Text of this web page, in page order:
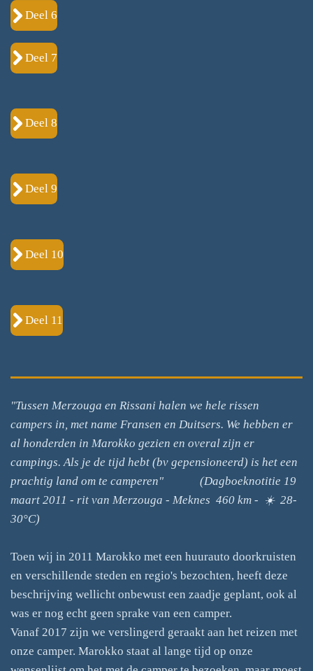
Deel 6
Deel 7
Deel 8
Deel 9
Deel 10
Deel 11
"Tussen Merzouga en Rissani halen we hele rissen
campers in, met name Fransen en Duitsers. We hebben er
al honderden in Marokko gezien en overal zijn er
campings. Als je de tijd hebt (bv gepensioneerd) is het een
prachtig land om te camperen" (Dagboeknotitie 19
maart 2011 - rit van Merzouga - Meknes 460 km - ☀️ 28-
30°C)
Toen wij in 2011 Marokko met een huurauto doorkruisten
en verschillende steden en regio's bezochten, heeft deze
beschrijving wellicht onbewust een zaadje geplant, ook al
was er nog echt geen sprake van een camper.
Vanaf 2017 zijn we verslingerd geraakt aan het reizen met
onze camper. Marokko staat al lange tijd op onze